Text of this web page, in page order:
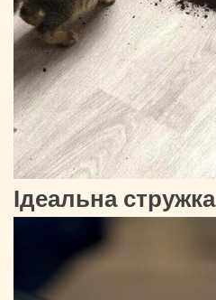
Ідеальна стружка